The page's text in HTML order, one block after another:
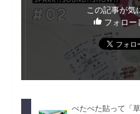
この記事が気
フォロー
ぺたぺた貼って「